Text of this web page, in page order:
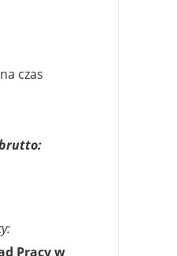
czas
Pracy w